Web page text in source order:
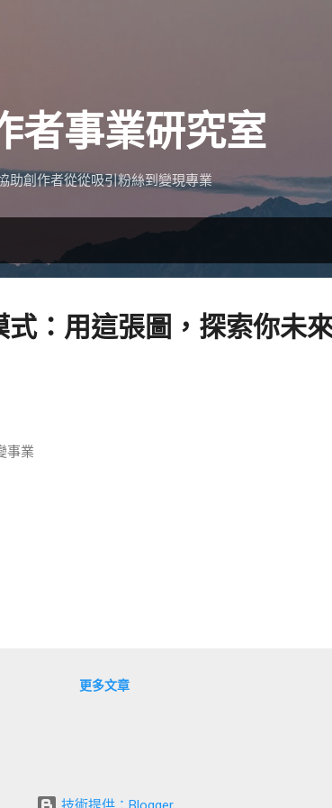
者事業研究室
助創作者從從吸引粉絲到變現專業
：用這張圖，探索你未
事業
更多文章